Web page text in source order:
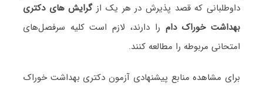
داوطلبانی که قصد پذیرش در هر یک از گرایش های دکتری
ﺑﻬﺪاﺷﺖ ﺧﻮراک دام را دارند، لازم است کلیه سرفصل‌های
امتحانی مربوطه را مطالعه کنند.
برای مشاهده منابع پیشنهادی آزمون دکتری ﺑﻬﺪاﺷﺖ ﺧﻮراک